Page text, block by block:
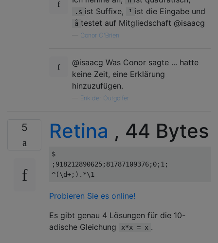
.s ist Suffixe, ¹ ist die Eingabe und
å testet auf Mitgliedschaft @isaacg
Conor O'Brien
@isaacg Was Conor sagte ... hatte
keine Zeit, eine Erklärung
hinzuzufügen.
Erik der Outgolfer
5 Retina , 44 Bytes
$
;918212890625;81787109376;0;1;
Probieren Sie es online!
Es gibt genau 4 Lösungen für die 10-
adische Gleichung
x*x = x .